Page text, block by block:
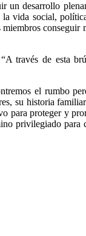
un desarrollo
vida social,
través de esta
el rumbo
su historia
proteger y
privilegiado